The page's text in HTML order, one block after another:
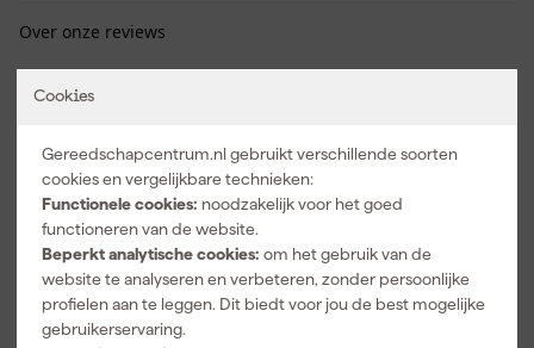
Cookies
Gereedschapcentrum.nl gebruikt verschillende soorten
cookies en vergelijkbare technieken:
Functionele cookies: noodzakelijk voor het goed
functioneren van de website.
Beperkt analytische cookies: om het gebruik van de
website te analyseren en verbeteren, zonder persoonlijke
profielen aan te leggen. Dit biedt voor jou de best mogelijke
gebruikerservaring.
Over onze reviews
Vaak gekocht met
Top deal